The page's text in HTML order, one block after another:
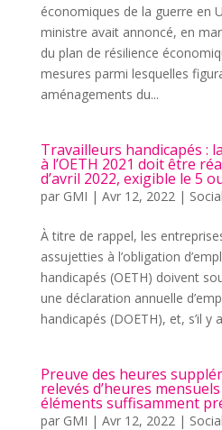
économiques de la guerre en
ministre avait annoncé, en
du plan de résilience
mesures parmi lesquelles
aménagements du...
Travailleurs handicapés :
à l’OETH 2021 doit être
d’avril 2022, exigible le 5
par GMI | Avr 12, 2022| Social
À titre de rappel, les
assujetties à l’obligation
handicapés (OETH) doivent
une déclaration annuelle
handicapés (DOETH), et, s’il y
Preuve des heures
relevés d’heures
éléments suffisamment
par GMI | Avr 12, 2022| Social